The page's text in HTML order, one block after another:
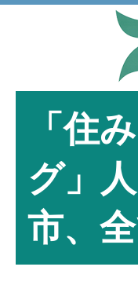
「住
グ」
市、